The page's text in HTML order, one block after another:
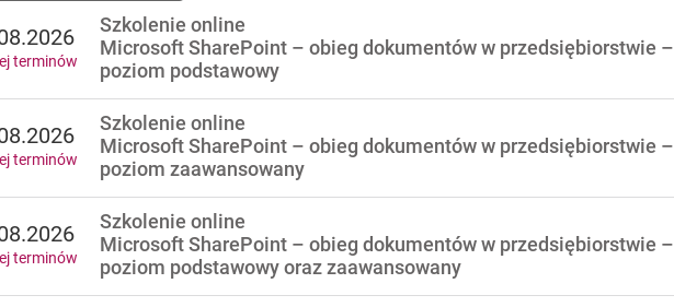
Szkolenie online
Microsoft SharePoint – obieg dokumentów w przedsiębiorstwie –
poziom podstawowy
terminów
Szkolenie online
Microsoft SharePoint – obieg dokumentów w przedsiębiorstwie –
poziom zaawansowany
terminów
Szkolenie online
Microsoft SharePoint – obieg dokumentów w przedsiębiorstwie –
poziom podstawowy oraz zaawansowany
terminów